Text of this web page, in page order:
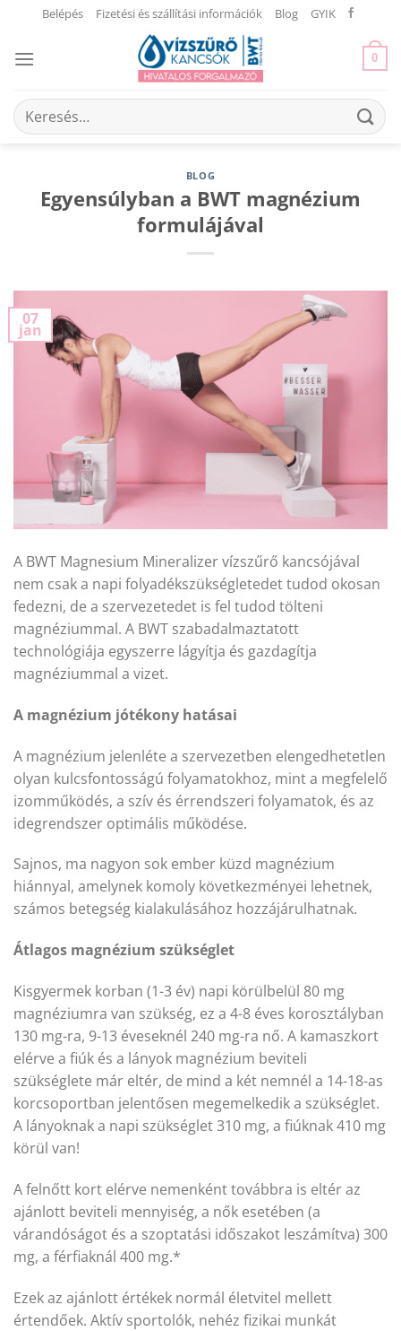
content
Belépés Fizetési és szállítási információk Blog GYIK
0
Keresés
a
BLOG
Egyensúlyban a BWT magnézium
formulájával
07
jan
A BWT Magnesium Mineralizer vízszűrő kancsójával
nem csak a napi folyadékszükségletedet tudod okosan
fedezni, de a szervezetedet is fel tudod tölteni
magnéziummal. A BWT szabadalmaztatott
technológiája egyszerre lágyítja és gazdagítja
magnéziummal a vizet.
A magnézium jótékony hatásai
A magnézium jelenléte a szervezetben elengedhetetlen
olyan kulcsfontosságú folyamatokhoz, mint a megfelelő
izomműködés, a szív és érrendszeri folyamatok, és az
idegrendszer optimális működése.
Sajnos, ma nagyon sok ember küzd magnézium
hiánnyal, amelynek komoly következményei lehetnek,
számos betegség kialakulásához hozzájárulhatnak.
Átlagos magnézium szükséglet
Kisgyermek korban (1-3 év) napi körülbelül 80 mg
magnéziumra van szükség, ez a 4-8 éves korosztályban
130 mg-ra, 9-13 éveseknél 240 mg-ra nő. A kamaszkort
elérve a fiúk és a lányok magnézium beviteli
szükséglete már eltér, de mind a két nemnél a 14-18-as
korcsoportban jelentősen megemelkedik a szükséglet.
A lányoknak a napi szükséglet 310 mg, a fiúknak 410 mg
körül van!
A felnőtt kort elérve nemenként továbbra is eltér az
ajánlott beviteli mennyiség, a nők esetében (a
várandóságot és a szoptatási időszakot leszámítva) 300
mg, a férfiaknál 400 mg.*
Ezek az ajánlott értékek normál életvitel mellett
értendőek. Aktív sportolók, nehéz fizikai munkát